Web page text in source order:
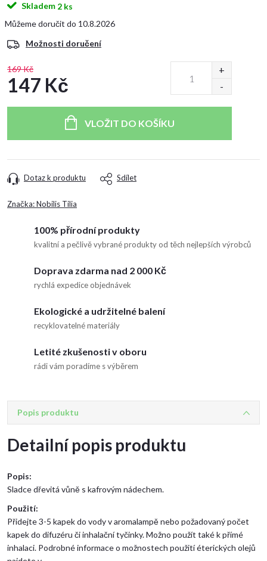
Skladem 2 ks
10.8.2026
Možnosti doručení
169 Kč
147 Kč
VLOŽIT DO KOŠÍKU
Dotaz k produktu Sdílet
Značka:Nobilis Tilia
100% přírodní produkty
kvalitní a pečlivě vybrané produkty od těch nejlepších výrobců
Doprava zdarma nad 2 000 Kč
rychlá expedice objednávek
Ekologické a udržitelné balení
recyklovatelné materiály
Letité zkušenosti v oboru
rádi vám poradíme s výběrem
Popis produktu
Detailní popis produktu
Popis:
Sladce dřevitá vůně s kafrovým nádechem.
Použití:
Přidejte 3-5 kapek do vody v aromalampě nebo požadovaný počet
kapek do difuzéru či inhalační tyčinky. Možno použít také k přímé
inhalaci. Podrobné informace o možnostech použití éterických olejů